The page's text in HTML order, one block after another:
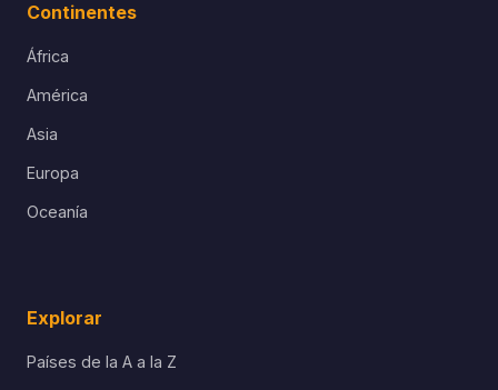
Continentes
África
América
Asia
Europa
Oceanía
Explorar
Países de la A a la Z